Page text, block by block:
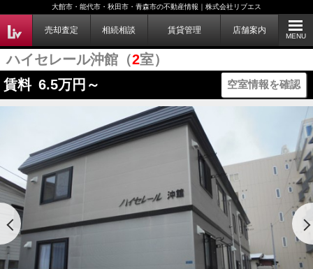
大館市・能代市・秋田市・青森市の不動産情報｜株式会社リブエス
売却査定 相続相談 賃貸管理 店舗案内
MENU
ハイセレール沖館（2室）
賃料 6.5万円～ 空室情報を確認